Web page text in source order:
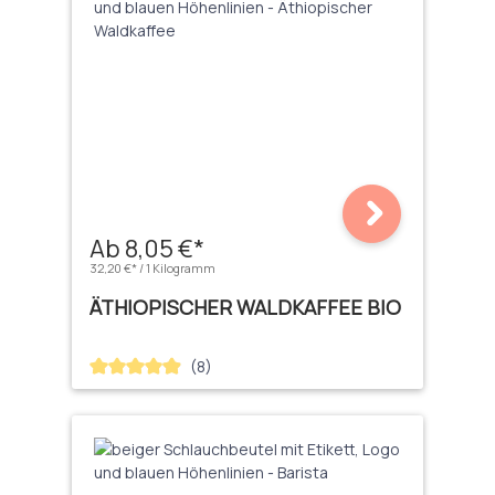
Ab 8,05 €*
32,20 €* / 1 Kilogramm
ÄTHIOPISCHER WALDKAFFEE BIO
Durchschnittliche Bewertung von 4.88 von 5 Sternen
(8)